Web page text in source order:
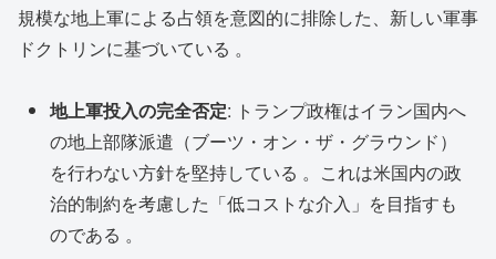
規模な地上軍による占領を意図的に排除した、新しい軍事
ドクトリンに基づいている 。
地上軍投入の完全否定: トランプ政権はイラン国内へ
の地上部隊派遣（ブーツ・オン・ザ・グラウンド）
を行わない方針を堅持している 。これは米国内の政
治的制約を考慮した「低コストな介入」を目指すも
のである 。